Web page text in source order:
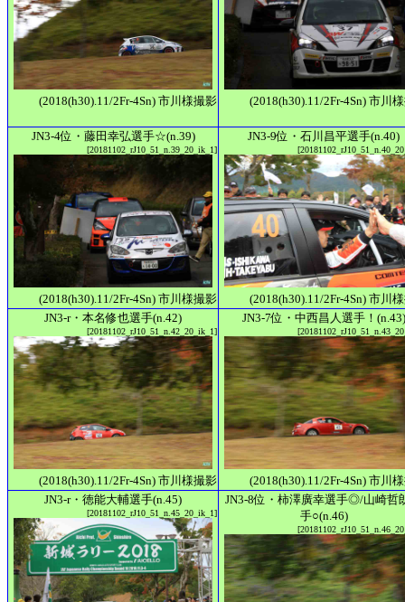
(2018(h30).11/2Fr-4Sn) 市川様撮影 (2018(h30).11/2Fr-4Sn) 市川
JN3-4位・藤田幸弘選手☆(n.39)
[20181102_rJ10_51_n.39_20_ik_1]
(2018(h30).11/2Fr-4Sn) 市川様撮影
JN3-9位・石川昌平選手(n.40)
(2018(h30).11/2Fr-4Sn) 市川
JN3-r・本名修也選手(n.42)
[20181102_rJ10_51_n.42_20_ik_1]
(2018(h30).11/2Fr-4Sn) 市川様撮影
JN3-7位・中西昌人選手！(n.43)
(2018(h30).11/2Fr-4Sn) 市川
JN3-r・徳能大輔選手(n.45)
[20181102_rJ10_51_n.45_20_ik_1]
JN3-8位・柿澤廣幸選手◎/山崎哲
手○(n.46)